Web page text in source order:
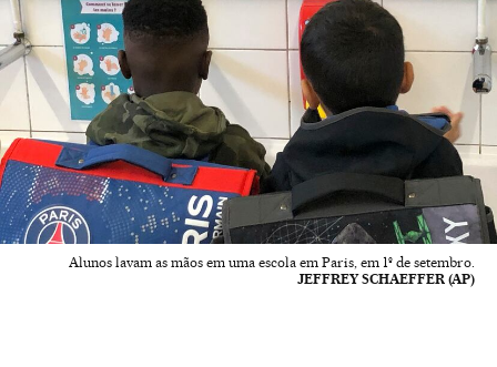
Alunos lavam as mãos em uma escola em Paris, em 1º de setembro.
JEFFREY SCHAEFFER (AP)